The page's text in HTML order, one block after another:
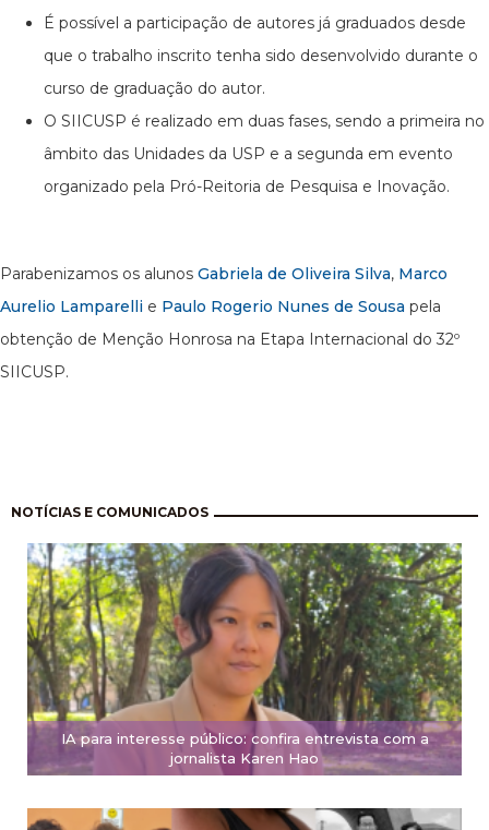
É possível a participação de autores já graduados desde
que o trabalho inscrito tenha sido desenvolvido durante o
curso de graduação do autor.
O SIICUSP é realizado em duas fases, sendo a primeira no
âmbito das Unidades da USP e a segunda em evento
organizado pela Pró-Reitoria de Pesquisa e Inovação.
Parabenizamos os alunos Gabriela de Oliveira Silva, Marco
Aurelio Lamparelli e Paulo Rogerio Nunes de Sousa pela
obtenção de Menção Honrosa na Etapa Internacional do 32º
SIICUSP.
NOTÍCIAS E COMUNICADOS
IA para interesse público: confira entrevista com a
jornalista Karen Hao
Paginação